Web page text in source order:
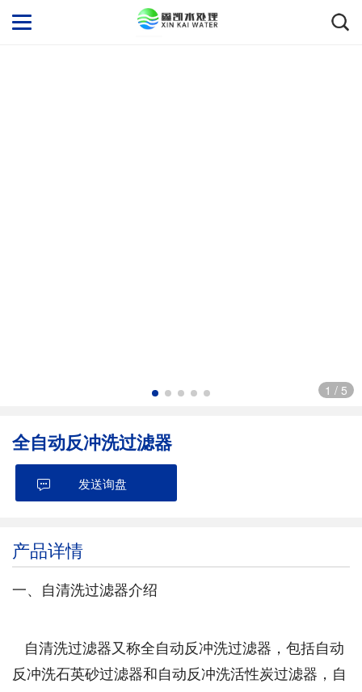
1 / 5
全自动反冲洗过滤器
发送询盘
产品详情
一、自清洗过滤器介绍
自清洗过滤器又称全自动反冲洗过滤器，包括自动
反冲洗石英砂过滤器和自动反冲洗活性炭过滤器，自